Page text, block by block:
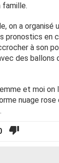
famille.
on a organisé
pronostics en
à son
des ballons
et moi on
nuage rose